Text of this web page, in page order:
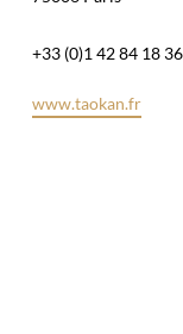
+33 (0)1 42 84 18 36
www.taokan.fr